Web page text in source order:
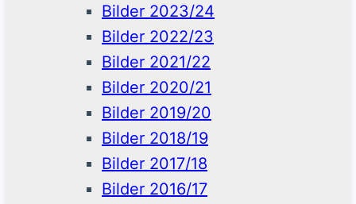
Bilder 2023/24
Bilder 2022/23
Bilder 2021/22
Bilder 2020/21
Bilder 2019/20
Bilder 2018/19
Bilder 2017/18
Bilder 2016/17